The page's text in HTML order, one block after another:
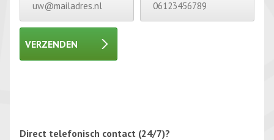
VERZENDEN
Direct telefonisch contact (24/7)?